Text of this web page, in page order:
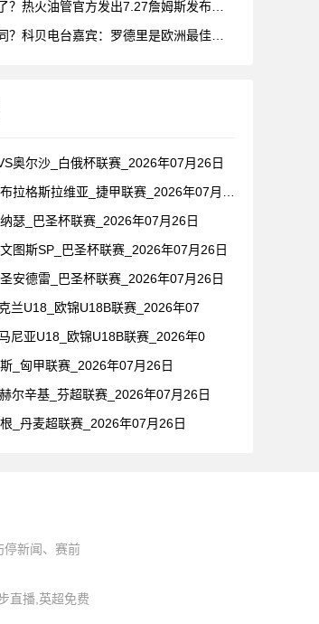
奥尔沙_白俄杯联赛_2026年07月26日
瑟_巴圣杯联赛_2026年07月26日
图斯SP_巴圣杯联赛_2026年07月26日
安德雷_巴圣杯联赛_2026年07月26日
兰U18_欧锦U18B联赛_2026年07
尼亚U18_欧锦U18B联赛_2026年0
_匈甲联赛_2026年07月26日
尔辛基_芬超联赛_2026年07月26日
_丹麦超联赛_2026年07月26日
停新闻、赛前
直播,英超免费